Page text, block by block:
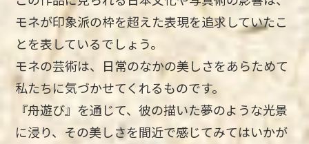
モネが印象派の枠を超えた表現を追求していたこ
とを表しているでしょう。
モネの芸術は、日常のなかの美しさをあらためて
私たちに気づかせてくれるものです。
『舟遊び』を通じて、彼の描いた夢のような光景
に浸り、その美しさを間近で感じてみてはいかが